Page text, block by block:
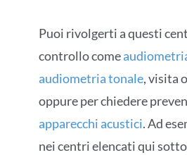
Puoi rivolgerti a questi
controllo come
audiometria tonale, visita
oppure per chiedere
apparecchi acustici. Ad
nei centri elencati qui